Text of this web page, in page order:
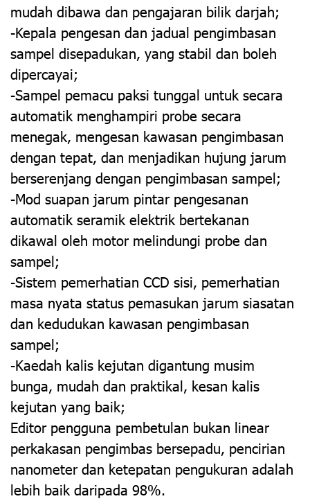
mudah dibawa dan pengajaran bilik darjah;
-Kepala pengesan dan jadual pengimbasan
sampel disepadukan, yang stabil dan boleh
dipercayai;
-Sampel pemacu paksi tunggal untuk secara
automatik menghampiri probe secara
menegak, mengesan kawasan pengimbasan
dengan tepat, dan menjadikan hujung jarum
berserenjang dengan pengimbasan sampel;
-Mod suapan jarum pintar pengesanan
automatik seramik elektrik bertekanan
dikawal oleh motor melindungi probe dan
sampel;
-Sistem pemerhatian CCD sisi, pemerhatian
masa nyata status pemasukan jarum siasatan
dan kedudukan kawasan pengimbasan
sampel;
-Kaedah kalis kejutan digantung musim
bunga, mudah dan praktikal, kesan kalis
kejutan yang baik;
Editor pengguna pembetulan bukan linear
perkakasan pengimbas bersepadu, pencirian
nanometer dan ketepatan pengukuran adalah
lebih baik daripada 98%.